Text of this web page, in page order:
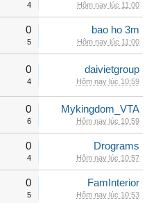
4 Hôm nay lúc 11:00
0
5
bao ho 3m
Hôm nay lúc 11:00
0
4
daivietgroup
Hôm nay lúc 10:59
0
6
Mykingdom_VTA
Hôm nay lúc 10:59
0
4
Drograms
Hôm nay lúc 10:57
0
5
FamInterior
Hôm nay lúc 10:53